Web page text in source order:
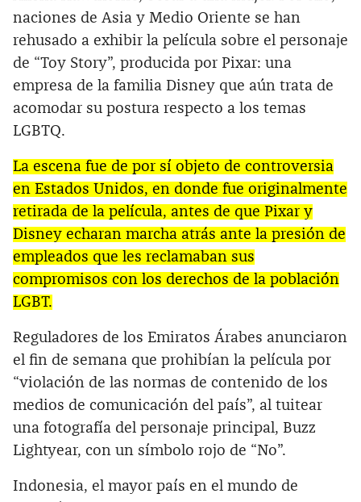
naciones de Asia y Medio Oriente se han
rehusado a exhibir la película sobre el personaje
de “Toy Story”, producida por Pixar: una
empresa de la familia Disney que aún trata de
acomodar su postura respecto a los temas
LGBTQ.
La escena fue de por sí objeto de controversia
en Estados Unidos, en donde fue originalmente
retirada de la película, antes de que Pixar y
Disney echaran marcha atrás ante la presión de
empleados que les reclamaban sus
compromisos con los derechos de la población
LGBT.
Reguladores de los Emiratos Árabes anunciaron
el fin de semana que prohibían la película por
“violación de las normas de contenido de los
medios de comunicación del país”, al tuitear
una fotografía del personaje principal, Buzz
Lightyear, con un símbolo rojo de “No”.
Indonesia, el mayor país en el mundo de